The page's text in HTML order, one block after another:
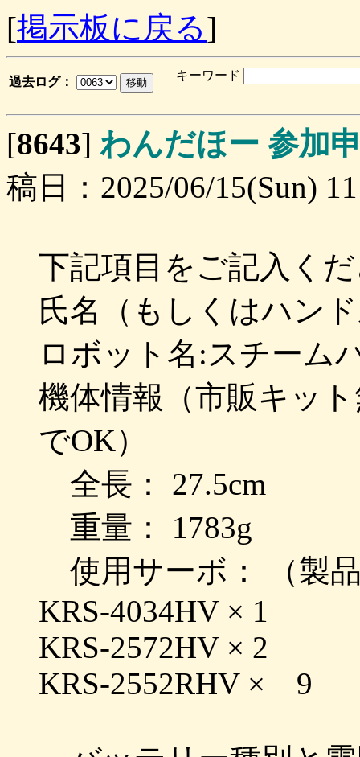
[掲示板に戻る]
過去ログ： キーワード
[8643] わんだほー 参加
稿日：2025/06/15(Sun)
下記項目をご記入く
氏名（もしくはハン
ロボット名:スチーム
機体情報（市販キッ
でOK）
全長： 27.5cm
重量： 1783g
使用サーボ： （製
KRS-4034HV × 1
KRS-2572HV × 2
KRS-2552RHV × 9